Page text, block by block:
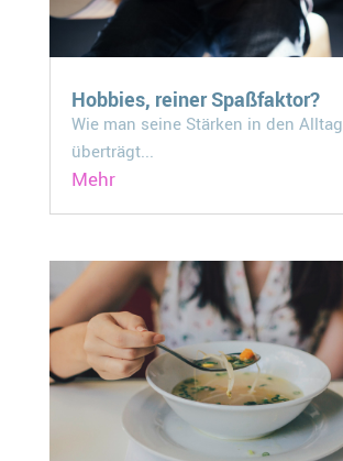
Hobbies, reiner Spaßfaktor?
Wie man seine Stärken in den Alltag
überträgt...
Mehr